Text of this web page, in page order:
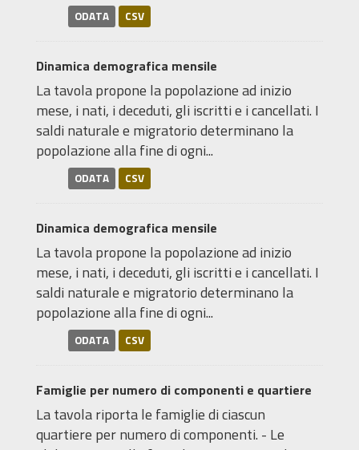
ODATA CSV
Dinamica demografica mensile
La tavola propone la popolazione ad inizio
mese, i nati, i deceduti, gli iscritti e i cancellati. I
saldi naturale e migratorio determinano la
popolazione alla fine di ogni...
ODATA CSV
Dinamica demografica mensile
La tavola propone la popolazione ad inizio
mese, i nati, i deceduti, gli iscritti e i cancellati. I
saldi naturale e migratorio determinano la
popolazione alla fine di ogni...
ODATA CSV
Famiglie per numero di componenti e quartiere
La tavola riporta le famiglie di ciascun
quartiere per numero di componenti. - Le